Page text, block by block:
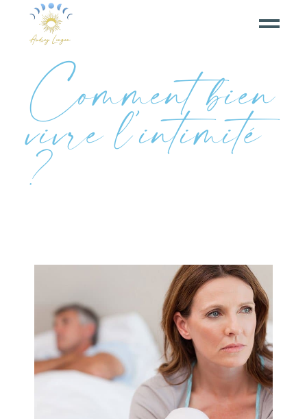
Comment bien
vivre l’intimité
?